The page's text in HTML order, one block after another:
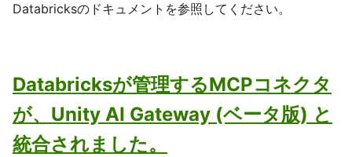
Databricksのドキュメントを参照してください。
Databricksが管理するMCPコネクタ
が、Unity AI Gateway (ベータ版) と
統合されました。